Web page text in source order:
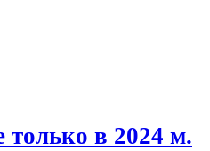
в 2024 м.